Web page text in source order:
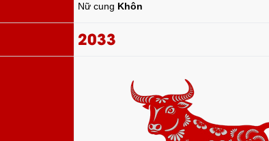
Nữ cung Khôn
2033